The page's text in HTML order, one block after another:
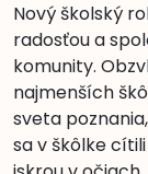
Nový školský
radosťou a
komunity.
najmenších
sveta
sa v škôlke